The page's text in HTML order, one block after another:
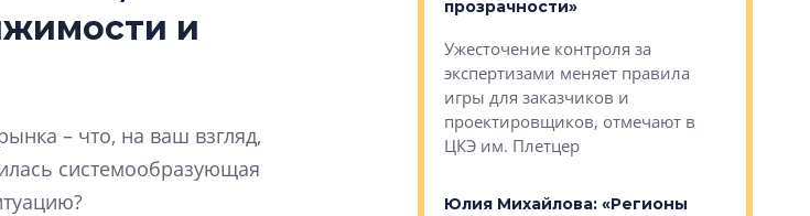
и
– что, на ваш взгляд,
системообразующая«гибридом» — как меняется
прозрачности»
Ужесточение контроля за
экспертизами меняет правила
игры для заказчиков и
проектировщиков, отмечают в
ЦКЭ им. Плетцер
Юлия Михайлова: «Регионы